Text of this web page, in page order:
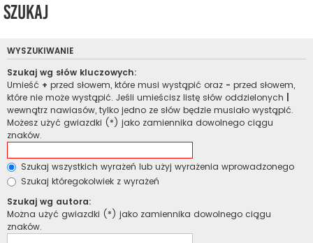
Szukaj
WYSZUKIWANIE
Szukaj wg słów kluczowych:
Umieść + przed słowem, które musi wystąpić oraz - przed słowem,
które nie może wystąpić. Jeśli umieścisz listę słów oddzielonych
wewnątrz nawiasów, tylko jedno ze słów będzie musiało wystąpić.
Możesz użyć gwiazdki (*) jako zamiennika dowolnego ciągu
znaków.
Szukaj wszystkich wyrażeń lub użyj wyrażenia wprowadzonego
Szukaj któregokolwiek z wyrażeń
Szukaj wg autora:
Można użyć gwiazdki (*) jako zamiennika dowolnego ciągu
znaków.